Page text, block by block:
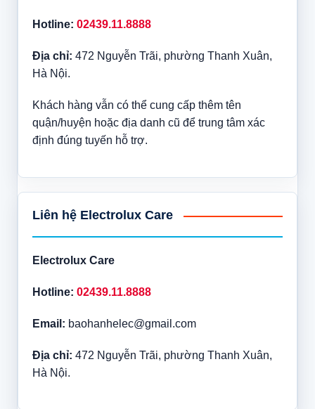
Hotline: 02439.11.8888
Địa chỉ: 472 Nguyễn Trãi, phường Thanh Xuân,
Hà Nội.
Khách hàng vẫn có thể cung cấp thêm tên
quận/huyện hoặc địa danh cũ để trung tâm xác
định đúng tuyến hỗ trợ.
Liên hệ Electrolux Care
Electrolux Care
Hotline: 02439.11.8888
Email: baohanhelec@gmail.com
Địa chỉ: 472 Nguyễn Trãi, phường Thanh Xuân,
Hà Nội.